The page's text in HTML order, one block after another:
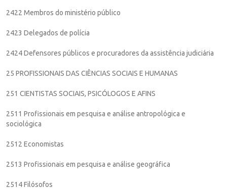
2422 Membros do ministério público
2423 Delegados de polícia
2424 Defensores públicos e procuradores da assistência judiciária
25 PROFISSIONAIS DAS CIÊNCIAS SOCIAIS E HUMANAS
251 CIENTISTAS SOCIAIS, PSICÓLOGOS E AFINS
2511 Profissionais em pesquisa e análise antropológica e
sociológica
2512 Economistas
2513 Profissionais em pesquisa e análise geográfica
2514 Filósofos